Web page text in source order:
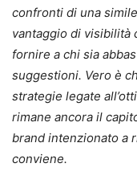
confronti di una
vantaggio di visibilità
fornire a chi sia
suggestioni. Vero è
strategie legate
rimane ancora il
brand intenzionato a
conviene.